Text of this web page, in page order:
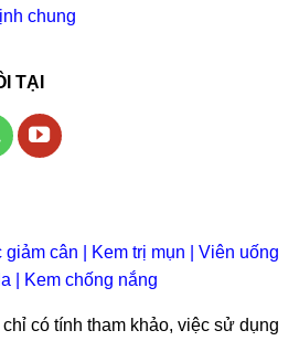
chung
TẠI
giảm cân Kem trị mụn
Viên uống
Kem chống nắng
có tính tham khảo, việc sử dụng